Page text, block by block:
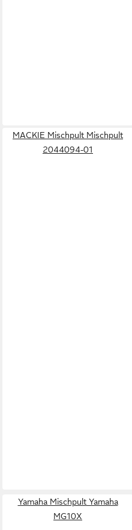
MACKIE Mischpult Mischpult
2044094-01
Yamaha Mischpult Yamaha
MG10X